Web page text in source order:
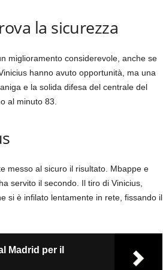
la sicurezza
miglioramento considerevole, anche se
hanno avuto opportunità, ma una
e la solida difesa del centrale del
al minuto 83.
messo al sicuro il risultato. Mbappe e
servito il secondo. Il tiro di Vinicius,
si è infilato lentamente in rete, fissando il
Madrid per il